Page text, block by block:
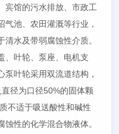
、宾馆的污水排放、市政工
池、农田灌溉等行业，
清水及带弱腐蚀性介质。
叶轮、泵座、电机支
心泵叶轮采用双流道结构，
径为口径50%的固体颗
质不适于吸送酸性和碱性
的化学混合物液体。